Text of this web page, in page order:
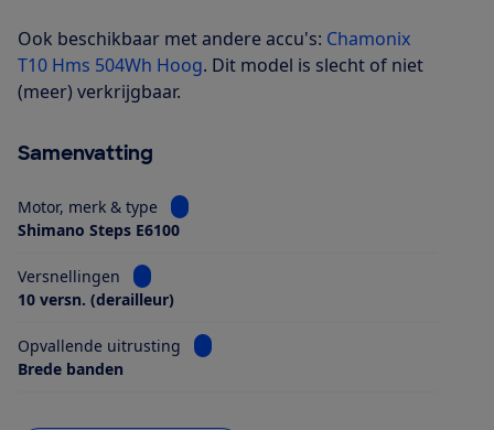
Ook beschikbaar met andere accu's: Chamonix
T10 Hms 504Wh Hoog. Dit model is slecht of niet
(meer) verkrijgbaar.
Samenvatting
Motor, merk & type
Bekijk informatie voor Motor, merk & type
Shimano Steps E6100
Versnellingen
Bekijk informatie voor Versnellingen
10 versn. (derailleur)
Opvallende uitrusting
Bekijk informatie voor Opvallende
Brede banden